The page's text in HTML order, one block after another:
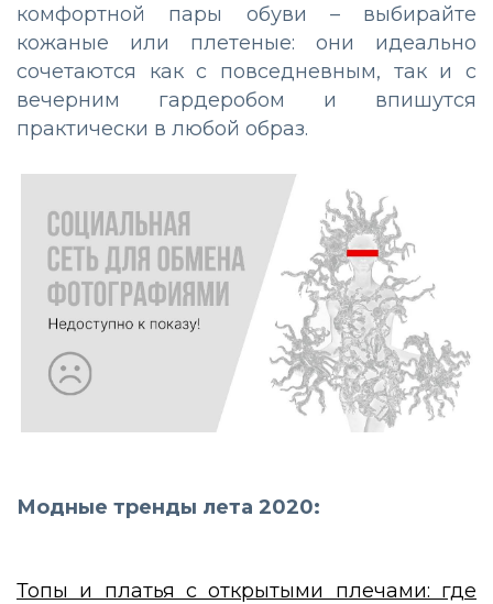
комфортной пары обуви – выбирайте
кожаные или плетеные: они идеально
сочетаются как с повседневным, так и с
вечерним гардеробом и впишутся
практически в любой образ.
Модные тренды лета 2020:
Топы и платья с открытыми плечами: где